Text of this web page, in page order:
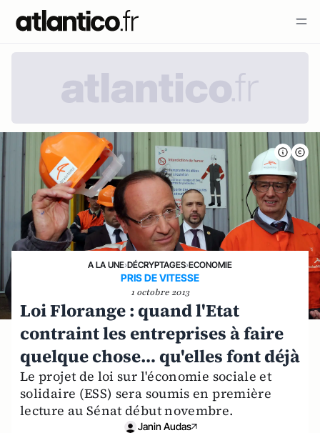
A LA UNE›DÉCRYPTAGES›ECONOMIE
PRIS DE VITESSE
1 octobre 2013
Loi Florange : quand l'Etat
contraint les entreprises à faire
quelque chose… qu'elles font déjà
Le projet de loi sur l'économie sociale et
solidaire (ESS) sera soumis en première
lecture au Sénat début novembre.
Janin Audas